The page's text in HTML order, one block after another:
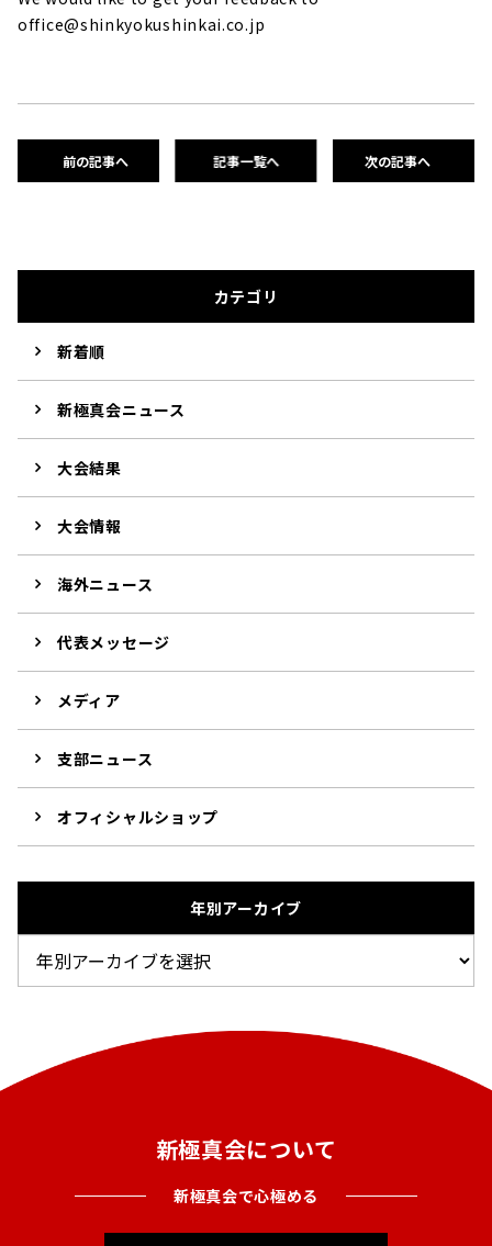
office@shinkyokushinkai.co.jp
前の記事へ 記事一覧へ 次の記事へ
カテゴリ
新着順
新極真会ニュース
大会結果
大会情報
海外ニュース
代表メッセージ
メディア
支部ニュース
オフィシャルショップ
年別アーカイブ
新極真会について
新極真会で心極める